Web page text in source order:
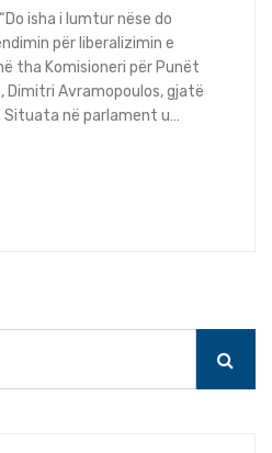
isha i lumtur nëse do
për liberalizimin e
tha Komisioneri për Punët
Dimitri Avramopoulos, gjatë
në parlament u…